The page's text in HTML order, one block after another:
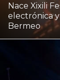
Nace Xixili
electrónica
Bermeo